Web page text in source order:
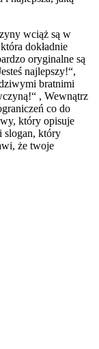
wciąż są w
dokładnie
oryginalne są
najlepszy!“,
bratnimi
, Wewnątrz
co do
który opisuje
slogan, który
że twoje